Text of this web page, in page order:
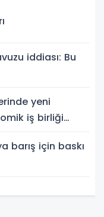
iddiası: Bu
yeni
iş birliği
barış için baskı